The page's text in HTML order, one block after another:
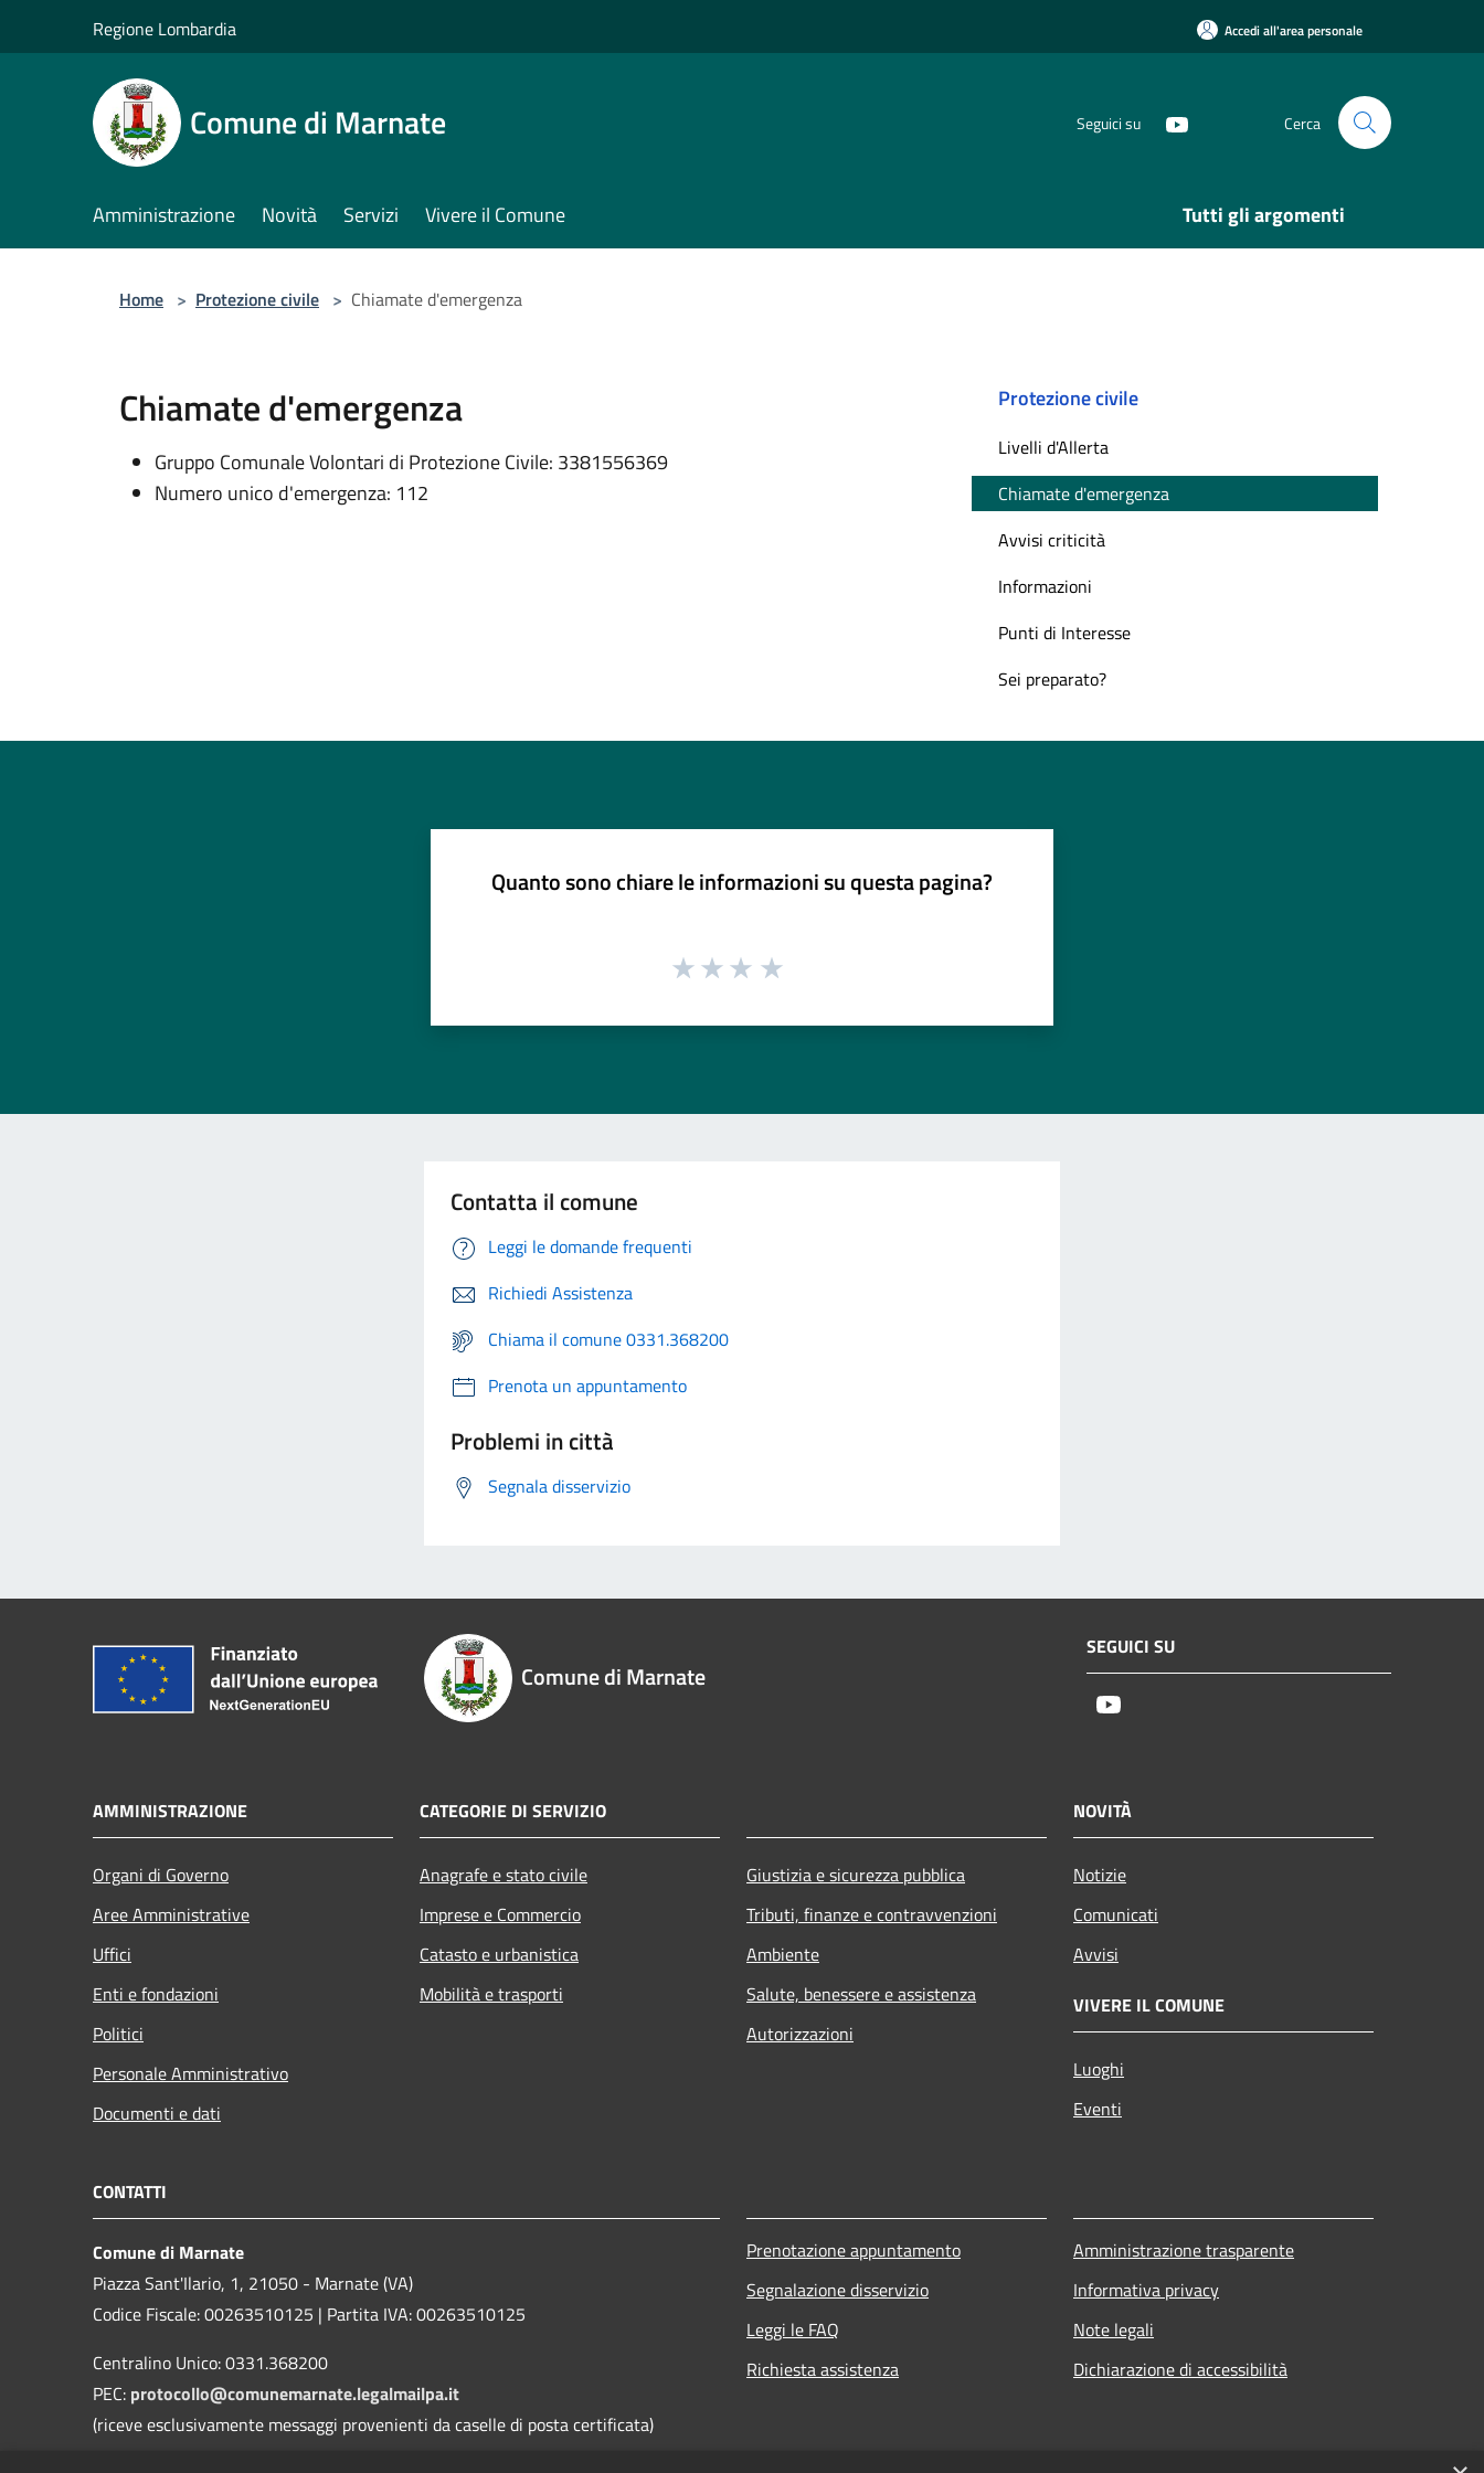
Regione Lombardia Accedi all'area personale
Comune di Marnate Seguici su Cerca
Amministrazione Novità Servizi Vivere il Comune Tutti gli argomenti
Home > Protezione civile > Chiamate d'emergenza
Chiamate d'emergenza
Gruppo Comunale Volontari di Protezione Civile: 3381556369
Numero unico d'emergenza: 112
Protezione civile
Livelli d'Allerta
Chiamate d'emergenza
Avvisi criticità
Informazioni
Punti di Interesse
Sei preparato?
Quanto sono chiare le informazioni su questa pagina?
Contatta il comune
Leggi le domande frequenti
Richiedi Assistenza
Chiama il comune 0331.368200
Prenota un appuntamento
Problemi in città
Segnala disservizio
Comune di Marnate
SEGUICI SU
AMMINISTRAZIONE
Organi di Governo
Aree Amministrative
Uffici
Enti e fondazioni
Politici
Personale Amministrativo
Documenti e dati
CATEGORIE DI SERVIZIO
Anagrafe e stato civile
Imprese e Commercio
Catasto e urbanistica
Mobilità e trasporti
Giustizia e sicurezza pubblica
Tributi, finanze e contravvenzioni
Ambiente
Salute, benessere e assistenza
Autorizzazioni
NOVITÀ
Notizie
Comunicati
Avvisi
VIVERE IL COMUNE
Luoghi
Eventi
CONTATTI
Comune di Marnate
Piazza Sant'Ilario, 1, 21050 - Marnate (VA)
Codice Fiscale: 00263510125 | Partita IVA: 00263510125
Centralino Unico: 0331.368200
PEC: protocollo@comunemarnate.legalmailpa.it
(riceve esclusivamente messaggi provenienti da caselle di posta certificata)
Prenotazione appuntamento
Segnalazione disservizio
Leggi le FAQ
Richiesta assistenza
Amministrazione trasparente
Informativa privacy
Note legali
Dichiarazione di accessibilità